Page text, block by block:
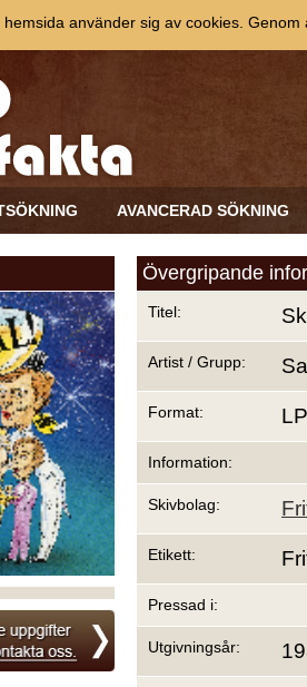
AVANCERAD SÖKNING
Övergripande
Titel:
Artist / Grupp:
Format: LP
Information:
Skivbolag:
Etikett:
Pressad i:
Utgivningsår:
hemsida använder sig av cookies.